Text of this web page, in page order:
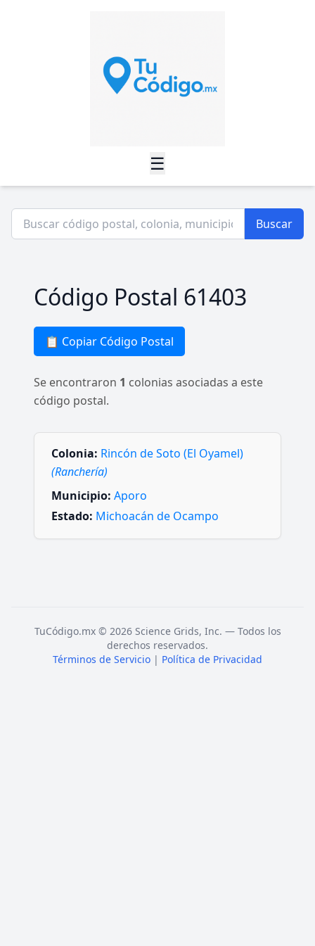
☰
Buscar
Código Postal 61403
📋 Copiar Código Postal
Se encontraron 1 colonias asociadas a este
código postal.
Colonia: Rincón de Soto (El Oyamel)
(Ranchería)
Municipio: Aporo
Estado: Michoacán de Ocampo
TuCódigo.mx © 2026 Science Grids, Inc. — Todos los
derechos reservados.
Términos de Servicio | Política de Privacidad